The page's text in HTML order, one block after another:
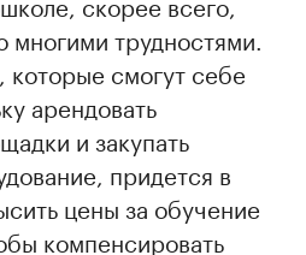
многими трудностями.
смогут себе
арендовать
и закупать
придется в
цены за обучение
компенсировать